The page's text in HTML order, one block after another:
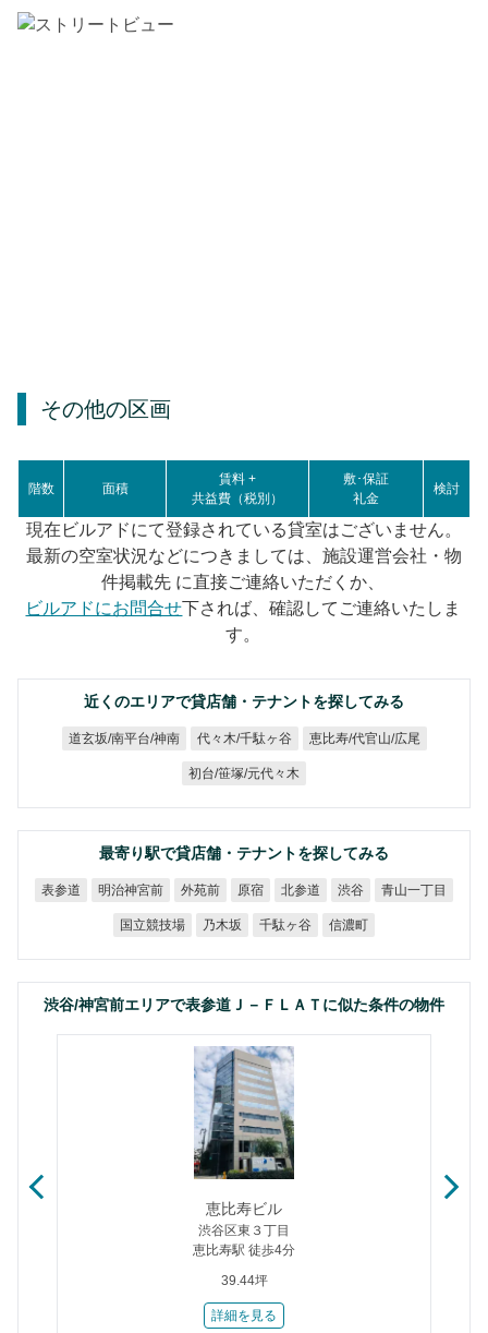
その他の区画
階数 面積
賃料 +
共益費（税別）
敷･保証
礼金
検討
現在ビルアドにて登録されている貸室はございません。
最新の空室状況などにつきましては、施設運営会社・物
件掲載先 に直接ご連絡いただくか、
ビルアドにお問合せ下されば、確認してご連絡いたしま
す。
近くのエリアで貸店舗・テナントを探してみる
道玄坂/南平台/神南 代々木/千駄ヶ谷 恵比寿/代官山/広尾
初台/笹塚/元代々木
最寄り駅で貸店舗・テナントを探してみる
表参道 明治神宮前 外苑前 原宿 北参道 渋谷 青山一丁目
国立競技場 乃木坂 千駄ヶ谷 信濃町
渋谷/神宮前エリアで表参道Ｊ－ＦＬＡＴに似た条件の物件
恵比寿ビル
渋谷区東３丁目
恵比寿駅 徒歩4分
39.44坪
詳細を見る